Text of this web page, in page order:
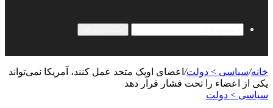
خانه/سیاسی > دولت/ اعضای اوپک متحد عمل کنند، آمریکا نمی‌تواند
یکی از اعضاء را تحت فشار قرار دهد
سیاسی > دولت